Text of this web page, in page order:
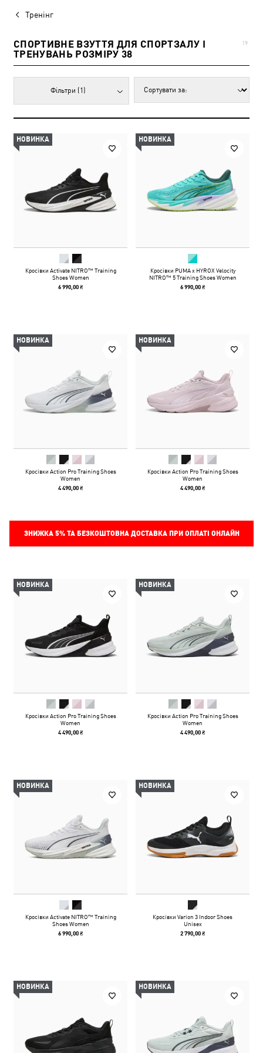
Тренінг
СПОРТИВНЕ ВЗУТТЯ ДЛЯ СПОРТЗАЛУ І
ТРЕНУВАНЬ РОЗМІРУ 38
19
Фільтри (1)
НОВИНКА
Кросівки Activate NITRO™ Training
Shoes Women
6 990,00 ₴
НОВИНКА
Кросівки PUMA x HYROX Velocity
NITRO™ 5 Training Shoes Women
6 990,00 ₴
НОВИНКА
Кросівки Action Pro Training Shoes
Women
4 490,00 ₴
НОВИНКА
Кросівки Action Pro Training Shoes
Women
4 490,00 ₴
ЗНИЖКА 5%ТА БЕЗКОШТОВНА ДОСТАВКА ПРИ ОПЛАТІ ОНЛАЙН
НОВИНКА
Кросівки Action Pro Training Shoes
Women
4 490,00 ₴
НОВИНКА
Кросівки Action Pro Training Shoes
Women
4 490,00 ₴
НОВИНКА
Кросівки Activate NITRO™ Training
Shoes Women
6 990,00 ₴
НОВИНКА
Кросівки Varion 3 Indoor Shoes
Unisex
2 790,00 ₴
НОВИНКА НОВИНКА